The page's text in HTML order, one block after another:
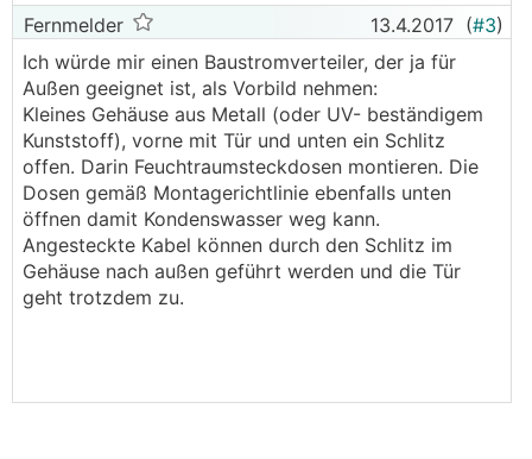
Fernmelder 13.4.2017 (#3)
Ich würde mir einen Baustromverteiler, der ja für
Außen geeignet ist, als Vorbild nehmen:
Kleines Gehäuse aus Metall (oder UV- beständigem
Kunststoff), vorne mit Tür und unten ein Schlitz
offen. Darin Feuchtraumsteckdosen montieren. Die
Dosen gemäß Montagerichtlinie ebenfalls unten
öffnen damit Kondenswasser weg kann.
Angesteckte Kabel können durch den Schlitz im
Gehäuse nach außen geführt werden und die Tür
geht trotzdem zu.